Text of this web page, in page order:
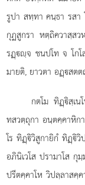
รูปา สทฺทา คนฺธา รสา
กุฏสูกรา หตฺถิควาสฺส
รฏฺฺจ ชนปโท จ โก
มายติ, ยาวตา อฏฺสต
กตโมทิฏฺิสฺเ
ทสวตฺถุกา อนฺตคฺคาหิ
โร ทิฏฺิวิสูกายิกํ ทิฏฺิ
อภินิเวโส ปรามาโส กุ
ปรีตคฺคาโห วิปลฺลาสคฺ